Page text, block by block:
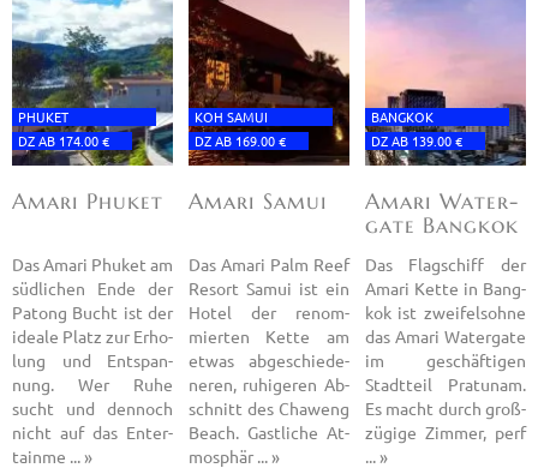
DZ AB 174.00 €
PHU­KET
Amari Phu­ket
Das Amari Phu­ket am
süd­li­chen Ende der
Pa­tong Bucht ist der
idea­le Platz zur Er­ho­
lung und Ent­span­
nung. Wer Ruhe
sucht und den­noch
nicht auf das En­ter­
tain­me ... »
DZ AB 169.00 €
KOH SAMUI
Amari Samui
Das Amari Palm Reef
Re­sort Samui ist ein
Hotel der re­nom­
mier­ten Kette am
etwas ab­ge­schie­de­
ne­ren, ru­hi­ge­ren Ab­
schnitt des Cha­weng
Beach. Gast­li­che At­
mo­sphär ... »
DZ AB 139.00 €
BANG­KOK
Amari Wa­ter­
ga­te Bang­kok
Das Flag­schiff der
Amari Kette in Bang­
kok ist zwei­fels­oh­ne
das Amari Wa­ter­ga­te
im ge­schäf­ti­gen
Stadt­teil Prat­u­nam.
Es macht durch groß­
zü­gi­ge Zim­mer, perf
... »